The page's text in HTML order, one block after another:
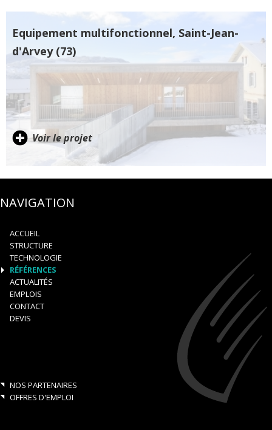
Equipement multifonctionnel, Saint-Jean-
d'Arvey (73)
Voir le projet
NAVIGATION
ACCUEIL
STRUCTURE
TECHNOLOGIE
RÉFÉRENCES
ACTUALITÉS
EMPLOIS
CONTACT
DEVIS
NOS PARTENAIRES
OFFRES D'EMPLOI